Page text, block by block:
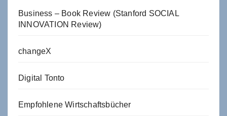
Business – Book Review (Stanford SOCIAL
INNOVATION Review)
changeX
Digital Tonto
Empfohlene Wirtschaftsbücher